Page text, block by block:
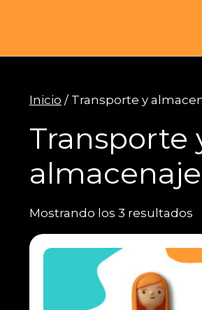
Inicio / Transporte y
Transporte
almacenaje
Mostrando los 3 resultados